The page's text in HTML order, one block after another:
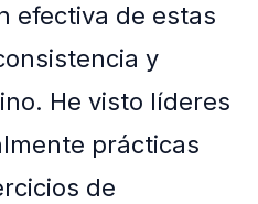
efectiva de estas
y
He visto líderes
prácticas
de